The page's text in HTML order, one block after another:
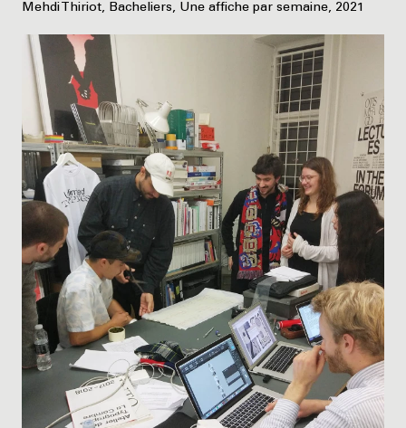
Mehdi Thiriot, Bacheliers, Une affiche par semaine, 2021